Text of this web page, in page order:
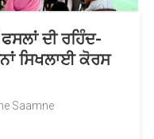
ਦੀ ਰਹਿੰਦ-
ਸਿਖਲਾਈ ਕੋਰਸ
Saamne